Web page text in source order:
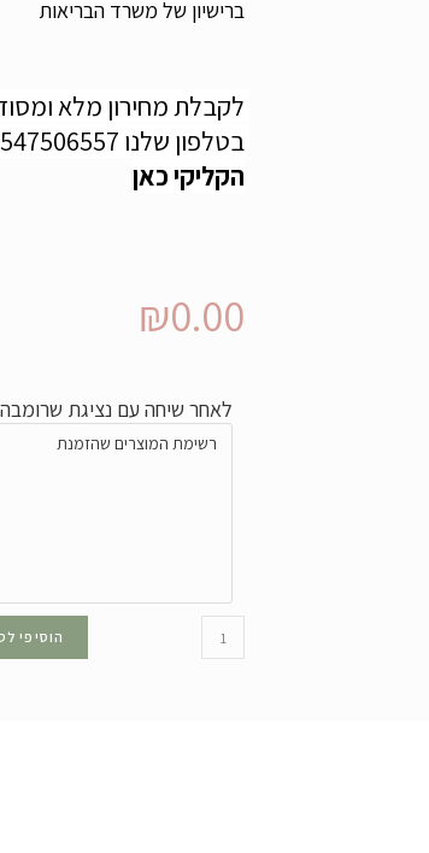
ברישיון של משרד הבריאות
בטלפון שלנו 0547506557 או בלינק ליצירת קשר ישיר בוואטסאפ
הקליקי כאן
₪0.00
לאחר שיחה עם נציגת
הוסיפי